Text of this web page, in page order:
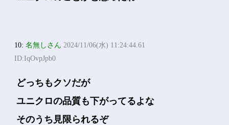
10:名無しさん 2024/11/06(水) 11:24:44.61
ID:IqOvpJpb0
どっちもクソだが
ユニクロの品質も下がってるよな
そのうち見限られるぞ